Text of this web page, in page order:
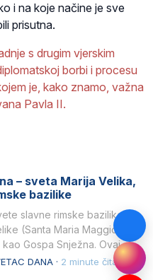
i na koje načine je sve
prisutna.
s drugim vjerskim
borbi i procesu
je, kako znamo, važna
Pavla II.
– sveta Marija Velika,
bazilike
slavne rimske bazilike
(Santa Maria Maggiore) u
Gospa Snježna. Ovaj
DANA · 2 minute čitanja